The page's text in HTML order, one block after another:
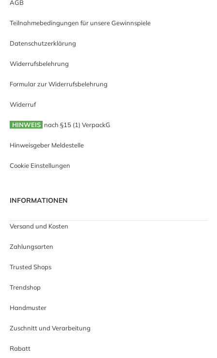
AGB
Teilnahmebedingungen für unsere Gewinnspiele
Datenschutzerklärung
Widerrufsbelehrung
Formular zur Widerrufsbelehrung
Widerruf
HINWEIS nach §15 (1) VerpackG
Hinweisgeber Meldestelle
Cookie Einstellungen
INFORMATIONEN
Versand und Kosten
Zahlungsarten
Trusted Shops
Trendshop
Handmuster
Zuschnitt und Verarbeitung
Rabatt